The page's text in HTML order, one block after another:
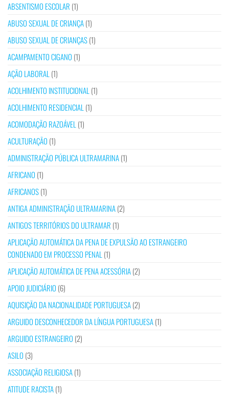
ABSENTISMO ESCOLAR (1)
ABUSO SEXUAL DE CRIANÇA(1)
ABUSO SEXUAL DE CRIANÇAS(1)
ACAMPAMENTO CIGANO (1)
AÇÃO LABORAL (1)
ACOLHIMENTO INSTITUCIONAL (1)
ACOLHIMENTO RESIDENCIAL (1)
ACOMODAÇÃO RAZOÁVEL (1)
ACULTURAÇÃO (1)
ADMINISTRAÇÃO PÚBLICA ULTRAMARINA(1)
AFRICANO (1)
AFRICANOS(1)
ANTIGA ADMINISTRAÇÃO ULTRAMARINA(2)
ANTIGOS TERRITÓRIOS DO ULTRAMAR (1)
APLICAÇÃO AUTOMÁTICA DA PENA DE EXPULSÃO AO ESTRANGEIRO
CONDENADO EM PROCESSO PENAL (1)
APLICAÇÃO AUTOMÁTICA DE PENA ACESSÓRIA(2)
APOIO JUDICIÁRIO (6)
AQUISIÇÃO DA NACIONALIDADE PORTUGUESA(2)
ARGUIDO DESCONHECEDOR DA LÍNGUA PORTUGUESA(1)
ARGUIDO ESTRANGEIRO (2)
ASILO (3)
ASSOCIAÇÃO RELIGIOSA(1)
ATITUDE RACISTA(1)